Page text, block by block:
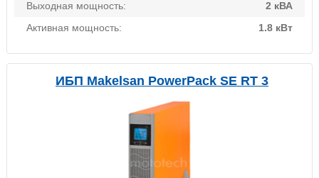
Выходная мощность:
2 кВА
Активная мощность:
1.8 кВт
ИБП Makelsan PowerPack SE RT 3